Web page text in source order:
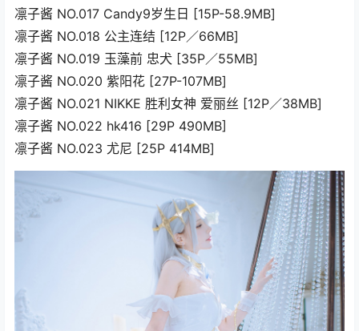
凛子酱 NO.017 Candy9岁生日 [15P-58.9MB]
凛子酱 NO.018 公主连结 [12P／66MB]
凛子酱 NO.019 玉藻前 忠犬 [35P／55MB]
凛子酱 NO.020 紫阳花 [27P-107MB]
凛子酱 NO.021 NIKKE 胜利女神 爱丽丝 [12P／38MB]
凛子酱 NO.022 hk416 [29P 490MB]
凛子酱 NO.023 尤尼 [25P 414MB]